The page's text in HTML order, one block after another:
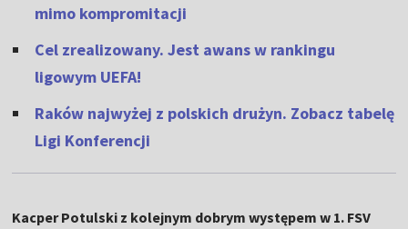
mimo kompromitacji
Cel zrealizowany. Jest awans w rankingu
ligowym UEFA!
Raków najwyżej z polskich drużyn. Zobacz tabelę
Ligi Konferencji
Kacper Potulski z kolejnym dobrym występem w 1. FSV